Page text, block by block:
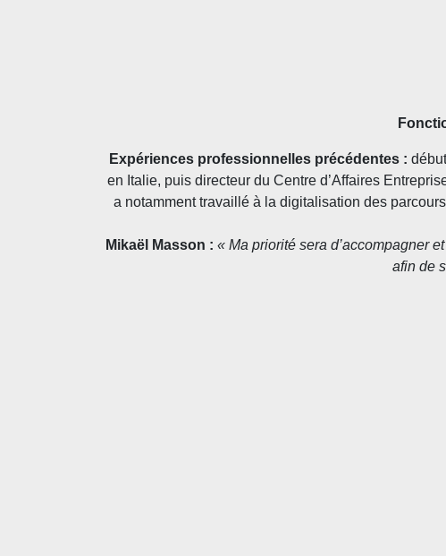
Expériences professionnelles précédentes :
en Italie, puis directeur du Centre d’Affaires
a notamment travaillé à la digitalisation des
Mikaël Masson : « Ma priorité sera d’accompagner
afin de